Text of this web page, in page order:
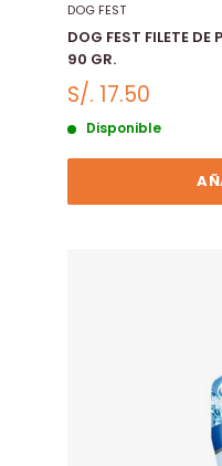
DOG FEST
DOG FEST FILETE
90 GR.
S/. 17.50
Disponible